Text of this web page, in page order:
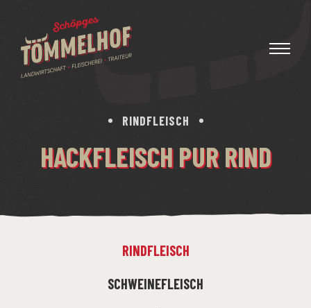
RINDFLEISCH
HACKFLEISCH PUR RIND
RINDFLEISCH
SCHWEINEFLEISCH